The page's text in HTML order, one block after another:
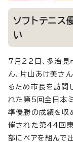
ソフトテニ
い
7月22日、多治見
ん、片山あけ美さ
るため市長を訪問
れた第5回全日本
準優勝の成績を収
催された第44回東
部にペアを組んで